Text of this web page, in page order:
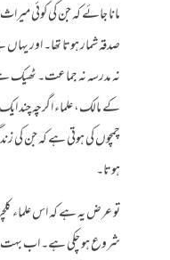
مانا جائے کہ جن کی کوئی
صدقہ شمار ہوتا تھا۔ اور
نہ مدرسہ نہ جماعت۔ ٹھیک
کے مالک، علماء اگرچہ چند
چمچوں کی ہوتی ہے کہ جن کی
ہوتا۔
تو عرض یہ ہے کہ اس علماء
شروع ہو چکی ہے۔ اب بہت